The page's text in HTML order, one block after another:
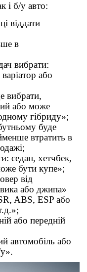
і б/у авто:
віддати
в
вибрати:
або
вибрати,
або може
гібриду»;
буде
втратить в
седан, хетчбек,
бути купе»;
від
або джипа»
ABS, ESP або
або передній
автомобіль або